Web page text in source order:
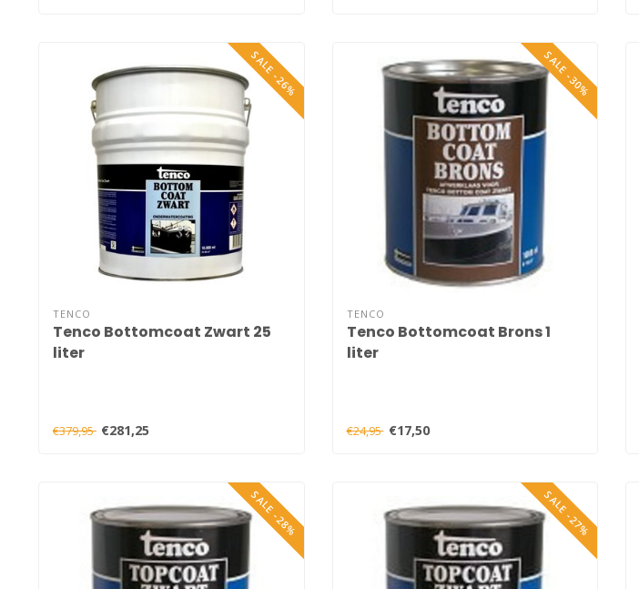
SALE -26%
TENCO
Tenco Bottomcoat Zwart 25
liter
€379,95 €281,25
SALE -30%
TENCO
Tenco Bottomcoat Brons 1
liter
€24,95 €17,50
SALE -28% SALE -27%